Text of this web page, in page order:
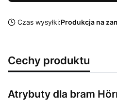
Czas wysyłki:Produkcja na
Cechy produktu
Atrybuty dla bram